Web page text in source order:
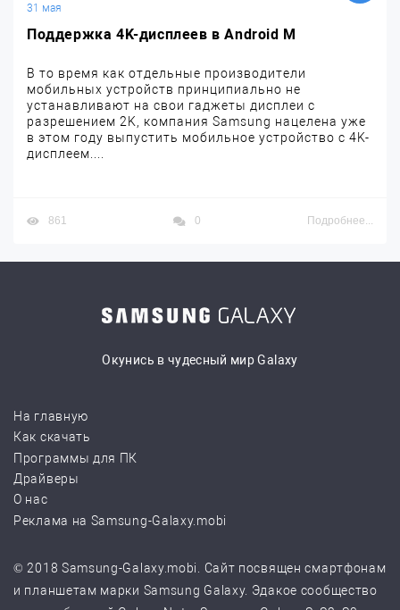
31 мая
Поддержка 4K-дисплеев в Android M
В то время как отдельные производители
мобильных устройств принципиально не
устанавливают на свои гаджеты дисплеи с
разрешением 2K, компания Samsung нацелена уже
в этом году выпустить мобильное устройство с 4K-
дисплеем....
861 0 Подробнее...
Окунись в чудесный мир Galaxy
На главную
Как скачать
Программы для ПК
Драйверы
О нас
Реклама на Samsung-Galaxy.mobi
© 2018 Samsung-Galaxy.mobi. Сайт посвящен смартфонам
и планшетам марки Samsung Galaxy. Эдакое сообщество